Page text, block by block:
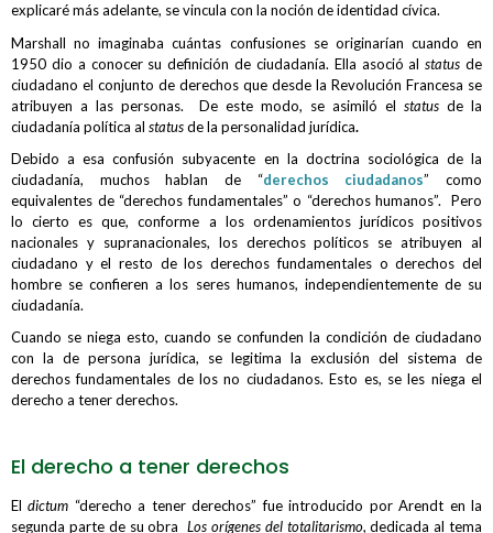
explicaré más adelante, se vincula con la noción de identidad cívica.
Marshall no imaginaba cuántas confusiones se originarían cuando en
1950 dio a conocer su definición de ciudadanía. Ella asoció alstatus de
ciudadano el conjunto de derechos que desde la Revolución Francesa se
atribuyen a las personas. De este modo, se asimiló el status de la
ciudadanía política al statusde la personalidad jurídica.
Debido a esa confusión subyacente en la doctrina sociológica de la
ciudadanía, muchos hablan de “derechos ciudadanos” como
equivalentes de “derechos fundamentales” o “derechos humanos”. Pero
lo cierto es que, conforme a los ordenamientos jurídicos positivos
nacionales y supranacionales, los derechos políticos se atribuyen al
ciudadano y el resto de los derechos fundamentales o derechos del
hombre se confieren a los seres humanos, independientemente de su
ciudadanía.
Cuando se niega esto, cuando se confunden la condición de ciudadano
con la de persona jurídica, se legitima la exclusión del sistema de
derechos fundamentales de los no ciudadanos. Esto es, se les niega el
derecho a tener derechos.
El derecho a tener derechos
Eldictum “derecho a tener derechos” fue introducido por Arendt en la
segunda parte de su obra Los orígenes del totalitarismo, dedicada al tema